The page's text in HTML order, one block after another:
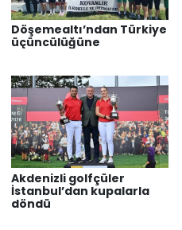
Döşemealtı’ndan Türkiye
üçüncülüğüne
Akdenizli golfçüler
İstanbul’dan kupalarla
döndü